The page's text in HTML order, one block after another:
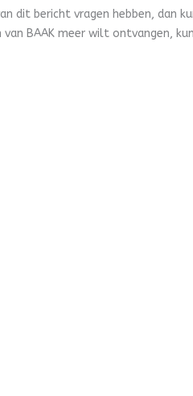
dit bericht vragen hebben, dan
van BAAK meer wilt ontvangen,